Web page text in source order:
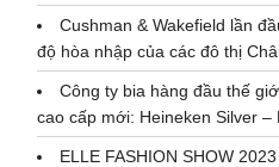
Cushman & Wakefield lần
độ hòa nhập của các đô thị
Công ty bia hàng đầu thế
cao cấp mới: Heineken Silver
ELLE FASHION SHOW